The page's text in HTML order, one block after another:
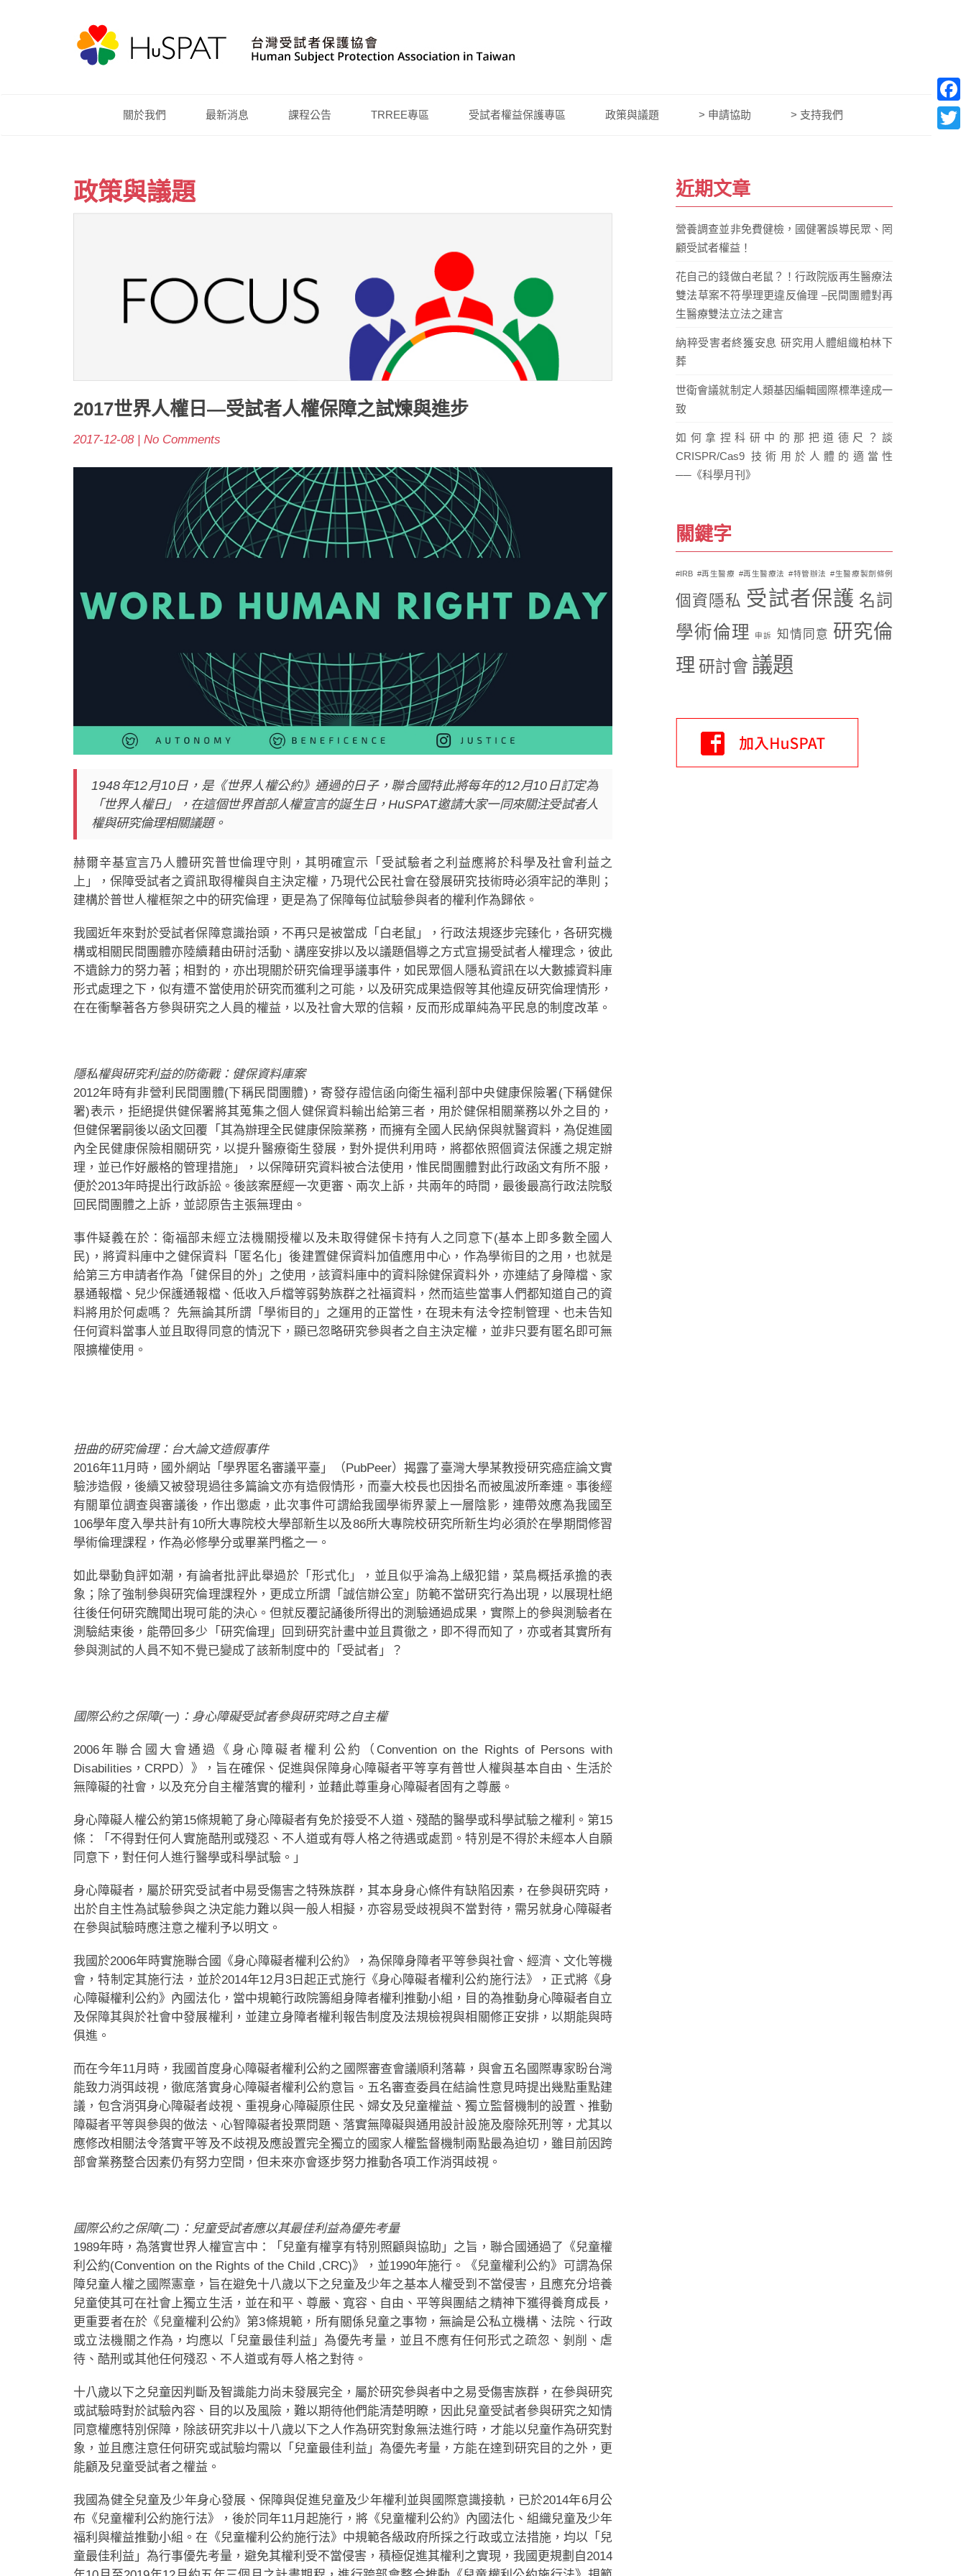
關於我們 最新消息 課程公告 TRREE專區 受試者權益保護專區 政策與議題 > 申請協助 > 支持我們
政策與議題
2017世界人權日—受試者人權保障之試煉與進步
2017-12-08 | No Comments
1948年12月10日，是《世界人權公約》通過的日子，聯合國特此將每年的12月10日訂定為
「世界人權日」， 在這個世界首部人權宣言的誕生日，HuSPAT邀請大家一同來關注受試者人
權與研究倫理相關議題。
赫爾辛基宣言乃人體研究普世倫理守則，其明確宣示「受試驗者之利益應將於科學及社會利益之
上」，保障受試者之資訊取得權與自主決定權，乃現代公民社會在發展研究技術時必須牢記的準則；
建構於普世人權框架之中的研究倫理，更是為了保障每位試驗參與者的權利作為歸依。
我國近年來對於受試者保障意識抬頭，不再只是被當成「白老鼠」，行政法規逐步完臻化，各研究機
構或相關民間團體亦陸續藉由研討活動、講座安排以及以議題倡導之方式宣揚受試者人權理念，彼此
不遺餘力的努力著；相對的，亦出現關於研究倫理爭議事件，如民眾個人隱私資訊在以大數據資料庫
形式處理之下，似有遭不當使用於研究而獲利之可能，以及研究成果造假等其他違反研究倫理情形，
在在衝擊著各方參與研究之人員的權益，以及社會大眾的信賴，反而形成單純為平民息的制度改革。
隱私權與研究利益的防衛戰：健保資料庫案
2012年時有非營利民間團體(下稱民間團體)，寄發存證信函向衛生福利部中央健康保險署(下稱健保
署)表示，拒絕提供健保署將其蒐集之個人健保資料輸出給第三者，用於健保相關業務以外之目的，
但健保署嗣後以函文回覆「其為辦理全民健康保險業務，而擁有全國人民納保與就醫資料，為促進國
內全民健康保險相關研究，以提升醫療衛生發展，對外提供利用時，將都依照個資法保護之規定辦
理，並已作好嚴格的管理措施」，以保障研究資料被合法使用，惟民間團體對此行政函文有所不服，
便於2013年時提出行政訴訟。後該案歷經一次更審、兩次上訴，共兩年的時間，最後最高行政法院駁
回民間團體之上訴，並認原告主張無理由。
事件疑義在於：衛福部未經立法機關授權以及未取得健保卡持有人之同意下(基本上即多數全國人
民)，將資料庫中之健保資料「匿名化」後建置健保資料加值應用中心，作為學術目的之用，也就是
給第三方申請者作為「健保目的外」之使用 ， 該資料庫中的資料除健保資料外，亦連結了身障檔、家
暴通報檔、兒少保護通報檔、低收入戶檔等弱勢族群之社福資料，然而這些當事人們都知道自己的資
料將用於何處嗎？ 先無論其所謂「學術目的」之運用的正當性，在現未有法令控制管理、也未告知
任何資料當事人並且取得同意的情況下，顯已忽略研究參與者之自主決定權，並非只要有匿名即可無
限擴權使用。
扭曲的研究倫理：台大論文造假事件
2016年11月時，國外網站「學界匿名審議平臺」（PubPeer）揭露了臺灣大學某教授研究癌症論文實
驗涉造假，後續又被發現過往多篇論文亦有造假情形，而臺大校長也因掛名而被風波所牽連。事後經
有關單位調查與審議後，作出懲處，此次事件可謂給我國學術界蒙上一層陰影，連帶效應為我國至
106學年度入學共計有10所大專院校大學部新生以及86所大專院校研究所新生均必須於在學期間修習
學術倫理課程，作為必修學分或畢業門檻之一。
如此舉動負評如潮，有論者批評此舉過於「形式化」，並且似乎淪為上級犯錯，菜鳥概括承擔的表
象；除了強制參與研究倫理課程外，更成立所謂「誠信辦公室」防範不當研究行為出現，以展現杜絕
往後任何研究醜聞出現可能的決心。但就反覆記誦後所得出的測驗通過成果，實際上的參與測驗者在
測驗結束後，能帶回多少「研究倫理」回到研究計畫中並且貫徹之，即不得而知了，亦或者其實所有
參與測試的人員不知不覺已變成了該新制度中的「受試者」？
國際公約之保障(一)：身心障礙受試者參與研究時之自主權
2006年聯合國大會通過《身心障礙者權利公約（Convention on the Rights of Persons with
Disabilities，CRPD）》，旨在確保、促進與保障身心障礙者平等享有普世人權與基本自由、生活於
無障礙的社會，以及充分自主權落實的權利，並藉此尊重身心障礙者固有之尊嚴。
身心障礙人權公約第15條規範了身心障礙者有免於接受不人道、殘酷的醫學或科學試驗之權利。第15
條：「不得對任何人實施酷刑或殘忍、不人道或有辱人格之待遇或處罰。特別是不得於未經本人自願
同意下，對任何人進行醫學或科學試驗。」
身心障礙者，屬於研究受試者中易受傷害之特殊族群，其本身身心條件有缺陷因素，在參與研究時，
出於自主性為試驗參與之決定能力難以與一般人相擬，亦容易受歧視與不當對待，需另就身心障礙者
在參與試驗時應注意之權利予以明文。
我國於2006年時實施聯合國《身心障礙者權利公約》，為保障身障者平等參與社會、經濟、文化等機
會，特制定其施行法，並於2014年12月3日起正式施行《身心障礙者權利公約施行法》，正式將《身
心障礙權利公約》內國法化，當中規範行政院籌組身障者權利推動小組，目的為推動身心障礙者自立
及保障其與於社會中發展權利，並建立身障者權利報告制度及法規檢視與相關修正安排，以期能與時
俱進。
而在今年11月時，我國首度身心障礙者權利公約之國際審查會議順利落幕，與會五名國際專家盼台灣
能致力消弭歧視，徹底落實身心障礙者權利公約意旨。五名審查委員在結論性意見時提出幾點重點建
議，包含消弭身心障礙者歧視、重視身心障礙原住民、婦女及兒童權益、獨立監督機制的設置、推動
障礙者平等與參與的做法、心智障礙者投票問題、落實無障礙與通用設計設施及廢除死刑等，尤其以
應修改相關法令落實平等及不歧視及應設置完全獨立的國家人權監督機制兩點最為迫切，雖目前因跨
部會業務整合因素仍有努力空間，但未來亦會逐步努力推動各項工作消弭歧視。
國際公約之保障(二)：兒童受試者應以其最佳利益為優先考量
1989年時，為落實世界人權宣言中：「兒童有權享有特別照顧與協助」之旨，聯合國通過了《兒童權
利公約(Convention on the Rights of the Child ,CRC)》，並1990年施行。《兒童權利公約》可謂為保
障兒童人權之國際憲章，旨在避免十八歲以下之兒童及少年之基本人權受到不當侵害，且應充分培養
兒童使其可在社會上獨立生活，並在和平、尊嚴、寬容、自由、平等與團結之精神下獲得養育成長，
更重要者在於《兒童權利公約》第3條規範，所有關係兒童之事物，無論是公私立機構、法院、行政
或立法機關之作為，均應以「兒童最佳利益」為優先考量，並且不應有任何形式之疏忽、剝削、虐
待、酷刑或其他任何殘忍、不人道或有辱人格之對待。
十八歲以下之兒童因判斷及智識能力尚未發展完全，屬於研究參與者中之易受傷害族群，在參與研究
或試驗時對於試驗內容、目的以及風險，難以期待他們能清楚明瞭，因此兒童受試者參與研究之知情
同意權應特別保障，除該研究非以十八歲以下之人作為研究對象無法進行時，才能以兒童作為研究對
象，並且應注意任何研究或試驗均需以「兒童最佳利益」為優先考量，方能在達到研究目的之外，更
能顧及兒童受試者之權益。
我國為健全兒童及少年身心發展、保障與促進兒童及少年權利並與國際意識接軌，已於2014年6月公
布《兒童權利公約施行法》，後於同年11月起施行，將《兒童權利公約》內國法化、組織兒童及少年
福利與權益推動小組。在《兒童權利公約施行法》中規範各級政府所採之行政或立法措施，均以「兒
童最佳利益」為行事優先考量，避免其權利受不當侵害，積極促進其權利之實現，我國更規劃自2014
近期文章
營養調查並非免費健檢，國健署誤導民眾、罔
顧受試者權益！
花自己的錢做白老鼠？！行政院版再生醫療法
雙法草案不符學理更違反倫理 –民間團體對再
生醫療雙法立法之建言
納粹受害者終獲安息 研究用人體組織柏林下
葬
世衛會議就制定人類基因編輯國際標準達成一
致
如何拿捏科研中的那把道德尺？談
CRISPR/Cas9 技術用於人體的適當性
──《科學月刊》
關鍵字
#IRB #再生醫療 #再生醫療法 #特管辦法 #生醫療製劑條例
個資隱私 受試者保護 名詞
學術倫理 申訴 知情同意 研究倫
理 研討會 議題